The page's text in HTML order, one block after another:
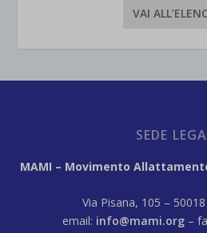
VAI
SEDE
MAMI – Movimento
Via Pisana, 105 –
email: info@mami.org –